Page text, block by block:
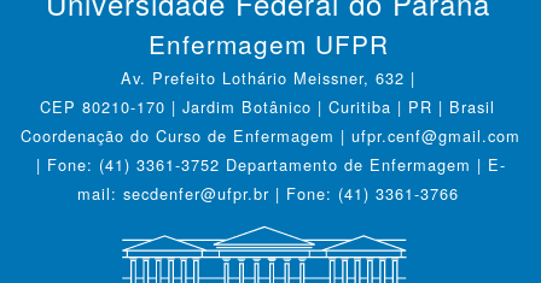
Enfermagem UFPR
Av. Prefeito Lothário Meissner, 632 |
CEP 80210-170 | Jardim Botânico | Curitiba | PR | Brasil
Coordenação do Curso de Enfermagem | ufpr.cenf@gmail.com
| Fone: (41) 3361-3752 Departamento de Enfermagem | E-
mail: secdenfer@ufpr.br | Fone: (41) 3361-3766